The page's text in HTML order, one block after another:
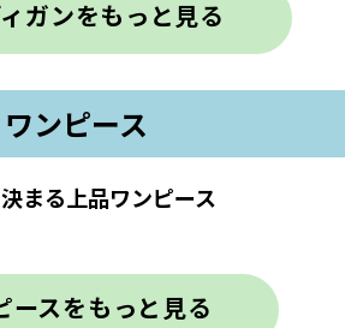
ガンをもっと見る
ワンピース
まる上品ワンピース
ースをもっと見る